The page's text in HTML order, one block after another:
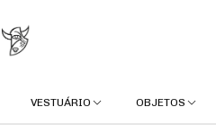
VESTUÁRIO OBJETOS